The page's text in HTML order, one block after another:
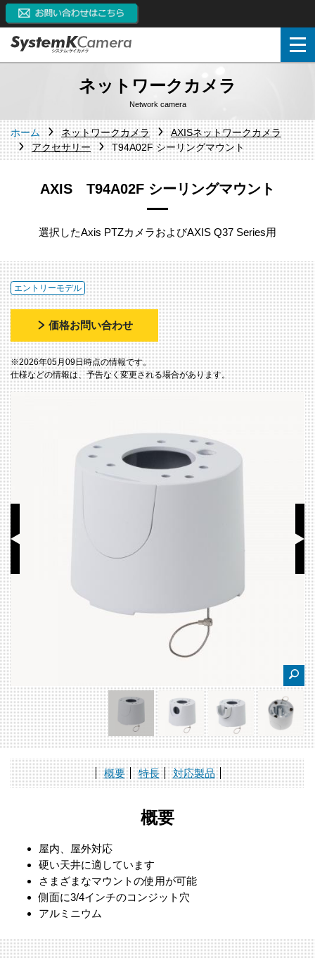
ネットワークカメラ
Network camera
ホーム ネットワークカメラ
AXISネットワークカメラ
アクセサリー
T94A02F シーリングマウント
AXIS T94A02F シーリングマウント
選択したAxis PTZカメラおよびAXIS Q37 Series用
エントリーモデル
価格お問い合わせ
※2026年05月09日時点の情報です。
仕様などの情報は、予告なく変更される場合があります。
概要 特長 対応製品
概要
屋内、屋外対応
硬い天井に適しています
さまざまなマウントの使用が可能
側面に3/4インチのコンジット穴
アルミニウム